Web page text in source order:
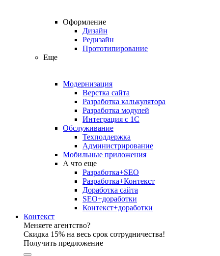
Оформление
Дизайн
Редизайн
Прототипирование
Еще
Модернизация
Верстка сайта
Разработка калькулятора
Разработка модулей
Интеграция с 1С
Обслуживание
Техподдержка
Администрирование
Мобильные приложения
А что еще
Разработка+SEO
Разработка+Контекст
Доработка сайта
SEO+доработки
Контекст+доработки
Контекст
Меняете агентство?
Скидка 15% на весь срок сотрудничества!
Получить предложение